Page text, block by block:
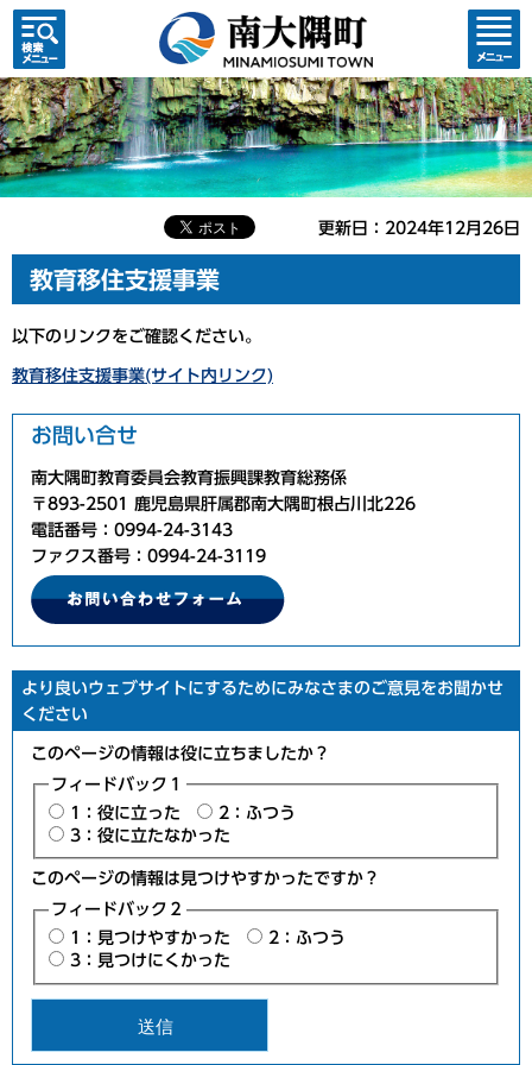
検索・
共通メ
ニュー
コンテ
ンツメ
ニュー
更新日：2024年12月26日
教育移住支援事業
以下のリンクをご確認ください。
教育移住支援事業(サイト内リンク)
お問い合せ
南大隅町教育委員会教育振興課教育総務係
〒893-2501 鹿児島県肝属郡南大隅町根占川北226
電話番号：0994-24-3143
ファクス番号：0994-24-3119
より良いウェブサイトにするためにみなさまのご意見をお聞かせ
ください
このページの情報は役に立ちましたか？
フィードバック１
1：役に立った
2：ふつう
3：役に立たなかった
このページの情報は見つけやすかったですか？
フィードバック２
1：見つけやすかった
2：ふつう
3：見つけにくかった